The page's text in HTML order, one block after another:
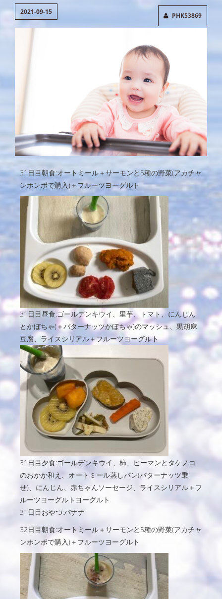
2021-09-15 PHK53869
31日目朝食:オートミール＋サーモンと5種の野菜(アカチャ
ンホンポで購入)＋フルーツヨーグルト
31日目昼食:ゴールデンキウイ、里芋、トマト、にんじん
とかぼちゃ(＋バターナッツかぼちゃ)のマッシュ、黒胡麻
豆腐、ライスシリアル＋フルーツヨーグルト
31日目夕食:ゴールデンキウイ、柿、ピーマンとタケノコ
のおかか和え、オートミール蒸しパン(バターナッツ乗
せ)、にんじん、赤ちゃんソーセージ、ライスシリアル＋フ
ルーツヨーグルトヨーグルト
31日目おやつ:バナナ
32日目朝食:オートミール＋サーモンと5種の野菜(アカチャ
ンホンポで購入)＋フルーツヨーグルト